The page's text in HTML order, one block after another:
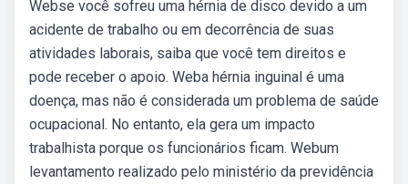
Webse você sofreu uma hérnia de disco devido a um
acidente de trabalho ou em decorrência de suas
atividades laborais, saiba que você tem direitos e
pode receber o apoio. Weba hérnia inguinal é uma
doença, mas não é considerada um problema de saúde
ocupacional. No entanto, ela gera um impacto
trabalhista porque os funcionários ficam. Webum
levantamento realizado pelo ministério da previdência